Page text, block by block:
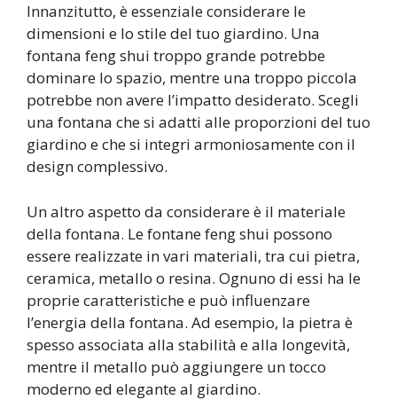
Innanzitutto, è essenziale considerare le
dimensioni e lo stile del tuo giardino. Una
fontana feng shui troppo grande potrebbe
dominare lo spazio, mentre una troppo piccola
potrebbe non avere l’impatto desiderato. Scegli
una fontana che si adatti alle proporzioni del tuo
giardino e che si integri armoniosamente con il
design complessivo.
Un altro aspetto da considerare è il materiale
della fontana. Le fontane feng shui possono
essere realizzate in vari materiali, tra cui pietra,
ceramica, metallo o resina. Ognuno di essi ha le
proprie caratteristiche e può influenzare
l’energia della fontana. Ad esempio, la pietra è
spesso associata alla stabilità e alla longevità,
mentre il metallo può aggiungere un tocco
moderno ed elegante al giardino.